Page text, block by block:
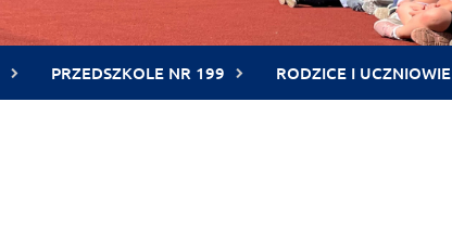
PRZEDSZKOLE NR 199 RODZICE I UCZNIOWIE